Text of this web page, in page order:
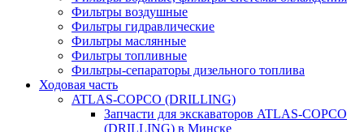
Фильтры воздушные
Фильтры гидравлические
Фильтры маслянные
Фильтры топливные
Фильтры-сепараторы дизельного топлива
Ходовая часть
ATLAS-COPCO (DRILLING)
Запчасти для экскаваторов ATLAS-COPCO
(DRILLING) в Минске